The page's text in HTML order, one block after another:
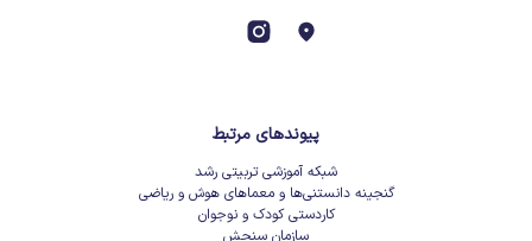
پیوندهای مرتبط
شبکه آموزشی تربیتی رشد
گنجینه دانستنی‌ها و معماهای هوش و ریاضی
کاردستی کودک و نوجوان
سازمان سنجش